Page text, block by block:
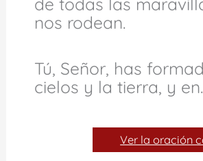
nos rodean.
Tú, Señor, has
cielos y la tierra, y
Ver la oración